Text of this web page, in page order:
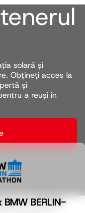
BMW BERLIN-
solară și
Obțineți acces la
și
a reuși în
LONGi